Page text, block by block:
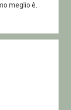
meglio è.